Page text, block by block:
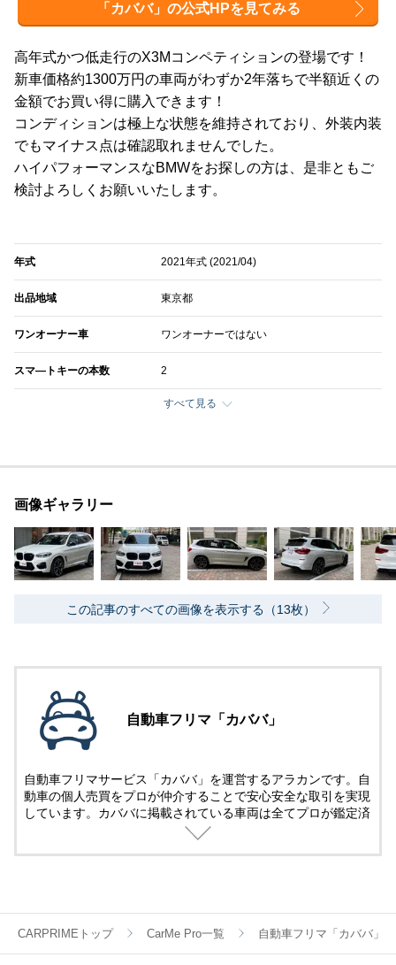
「カババ」の公式HPを見てみる
高年式かつ低走行のX3Mコンペティションの登場です！
新車価格約1300万円の車両がわずか2年落ちで半額近くの
金額でお買い得に購入できます！
コンディションは極上な状態を維持されており、外装内装
でもマイナス点は確認取れませんでした。
ハイパフォーマンスなBMWをお探しの方は、是非ともご
検討よろしくお願いいたします。
年式 2021年式 (2021/04)
出品地域 東京都
ワンオーナー車 ワンオーナーではない
スマ―トキーの本数 2
すべて見る
画像ギャラリー
この記事のすべての画像を表示する（13枚）
自動車フリマ「カババ」
自動車フリマサービス「カババ」を運営するアラカンです。自
動車の個人売買をプロが仲介することで安心安全な取引を実現
しています。カババに掲載されている車両は全てプロが鑑定済
CARPRIMEトップ CarMe Pro一覧 自動車フリマ「カババ」